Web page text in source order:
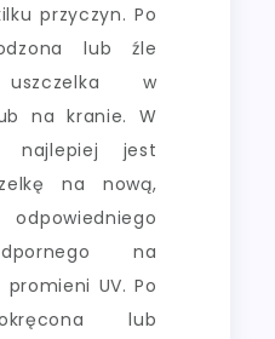
przyczyn. Po
lub źle
uszczelka w
na kranie. W
najlepiej jest
na nową,
na
UV. Po
lub